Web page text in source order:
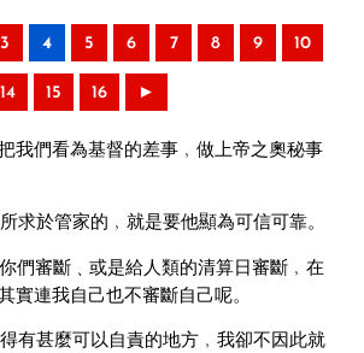
3 4 5 6 7 8 9 10
14 15 16 ►
我們看為基督的差事﹐做上帝之奧秘事
求於管家的﹐就是要他顯為可信可靠。
們審斷﹑或是給人類的清算日審斷﹐在
實連我自己也不審斷自己呢。
有甚麼可以自責的地方﹐我卻不因此就